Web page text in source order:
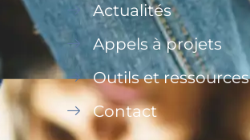
Actualités
Appels à projets
Outils et ressources
Contact